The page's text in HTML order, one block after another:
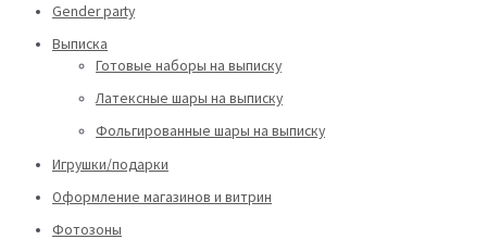
Gender party
Выписка
Готовые наборы на выписку
Латексные шары на выписку
Фольгированные шары на выписку
Игрушки/подарки
Оформление магазинов и витрин
Фотозоны